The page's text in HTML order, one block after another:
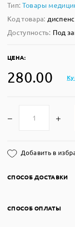
Тип: Товары
Код товара:
Доступность: Под
ЦЕНА:
280.00
Добавить в
СПОСОБ ДОСТАВКИ
СПОСОБ ОПЛАТЫ